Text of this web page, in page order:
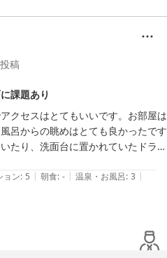
投稿
課題あり
クセスはとてもいいです。お部屋は
呂からの眺めはとても良かったです
たり、洗面台に置かれていたドライ
ついていたのが気になりました。そ
は素晴らしかったです。朝食付きで
る前にチェックアウトしなくてはい
せんでした。次回宿泊の際は朝食を
ョン: 5 | 朝食: - | 温泉・お風呂: 3 |